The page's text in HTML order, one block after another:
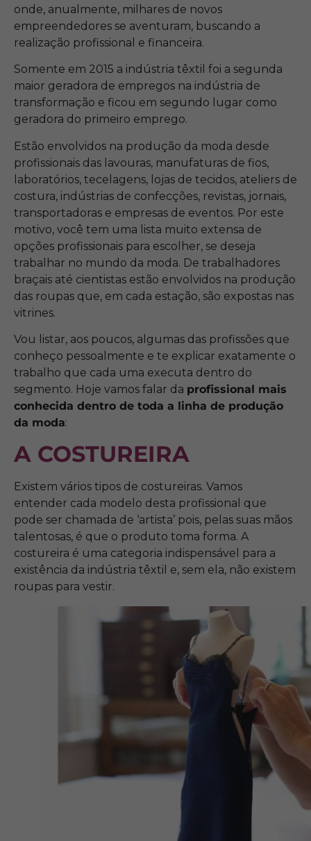
onde, anualmente, milhares de novos
empreendedores se aventuram, buscando a
realização profissional e financeira.
Somente em 2015 a indústria têxtil foi a segunda
maior geradora de empregos na indústria de
transformação e ficou em segundo lugar como
geradora do primeiro emprego.
Estão envolvidos na produção da moda desde
profissionais das lavouras, manufaturas de fios,
laboratórios, tecelagens, lojas de tecidos, ateliers de
costura, indústrias de confecções, revistas, jornais,
transportadoras e empresas de eventos. Por este
motivo, você tem uma lista muito extensa de
opções profissionais para escolher, se deseja
trabalhar no mundo da moda. De trabalhadores
braçais até cientistas estão envolvidos na produção
das roupas que, em cada estação, são expostas nas
vitrines.
Vou listar, aos poucos, algumas das profissões que
conheço pessoalmente e te explicar exatamente o
trabalho que cada uma executa dentro do
segmento. Hoje vamos falar da profissional mais
conhecida dentro de toda a linha de produção
da moda:
A COSTUREIRA
Existem vários tipos de costureiras. Vamos
entender cada modelo desta profissional que
pode ser chamada de ‘artista’ pois, pelas suas mãos
talentosas, é que o produto toma forma. A
costureira é uma categoria indispensável para a
existência da indústria têxtil e, sem ela, não existem
roupas para vestir.